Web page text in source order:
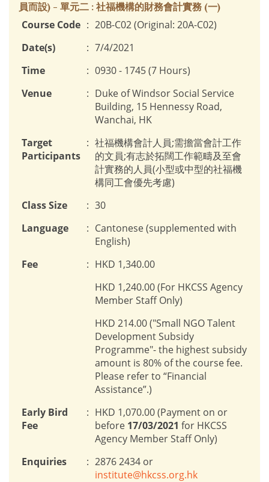
員而設) - 單元二 : 社福機構的財務會計實務 (一)
Course Code : 20B-C02 (Original: 20A-C02)
Date(s)
: 7/4/2021
Time
: 0930 - 1745 (7 Hours)
Venue
: Duke of Windsor Social Service
Building, 15 Hennessy Road,
Wanchai, HK
Target
Participants
: 社福機構會計人員;需擔當會計工作
的文員;有志於拓闊工作範疇及至會
計實務的人員(小型或中型的社福機
構同工會優先考慮)
Class Size
: 30
Language
: Cantonese (supplemented with
English)
Fee
: HKD 1,340.00
HKD 1,240.00 (For HKCSS Agency
Member Staff Only)
HKD 214.00 ("Small NGO Talent
Development Subsidy
Programme"- the highest subsidy
amount is 80% of the course fee.
Please refer to “Financial
Assistance”.)
Early Bird
Fee
: HKD 1,070.00 (Payment on or
before 17/03/2021 for HKCSS
Agency Member Staff Only)
Enquiries
: 2876 2434 or
institute@hkcss.org.hk